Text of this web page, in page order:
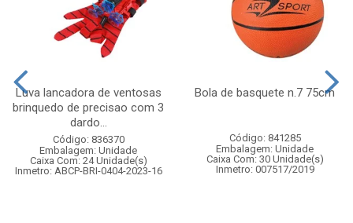
Luva lancadora de ventosas
brinquedo de precisao com 3
dardo...
Código: 836370
Embalagem: Unidade
Caixa Com: 24 Unidade(s)
Inmetro: ABCP-BRI-0404-2023-16
Bola de basquete n.7 75cm
Código: 841285
Embalagem: Unidade
Caixa Com: 30 Unidade(s)
Inmetro: 007517/2019